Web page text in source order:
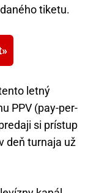
tiketu.
letný
PPV (pay-per-
si prístup
deň turnaja už